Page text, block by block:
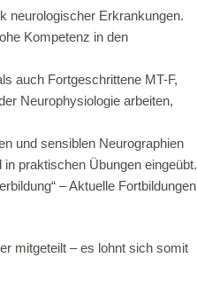
neurologischer Erkrankungen.
Kompetenz in den
auch Fortgeschrittene MT-F,
Neurophysiologie arbeiten,
und sensiblen Neurographien
praktischen Übungen eingeübt.
– Aktuelle Fortbildungen
mitgeteilt – es lohnt sich somit
Übersicht
Mitglied werden
Literatur